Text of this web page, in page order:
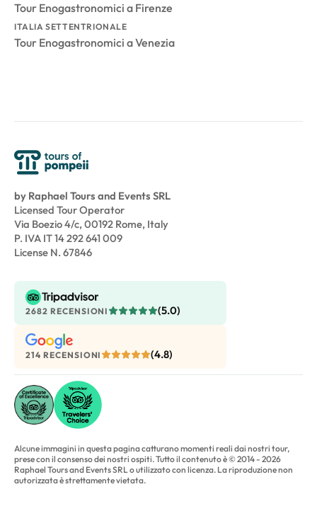
Tour Enogastronomici a Firenze
ITALIA SETTENTRIONALE
Tour Enogastronomici a Venezia
by Raphael Tours and Events SRL
Licensed Tour Operator
Via Boezio 4/c, 00192 Rome, Italy
P. IVA IT 14 292 641 009
License N. 67846
2682 RECENSIONI (5.0)
214 RECENSIONI (4.8)
Alcune immagini in questa pagina catturano momenti reali dai nostri tour,
prese con il consenso dei nostri ospiti. Tutto il contenuto è © 2014 - 2026
Raphael Tours and Events SRL o utilizzato con licenza. La riproduzione non
autorizzata è strettamente vietata.